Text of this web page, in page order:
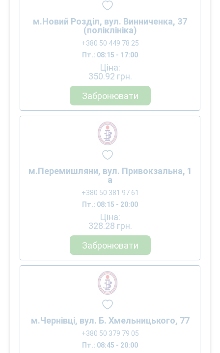
м.Новий Розділ, вул. Винниченка, 37
(поліклініка)
+380 50 449 78 25
Пт.: 08:15 - 17:00
Ціна:
350.92 грн.
Забронювати
м.Перемишляни, вул. Привокзальна, 1
а
+380 50 381 97 61
Пт.: 08:15 - 20:00
Ціна:
328.28 грн.
Забронювати
м.Чернівці, вул. Б. Хмельницького, 77
+380 50 379 79 05
Пт.: 08:45 - 20:00